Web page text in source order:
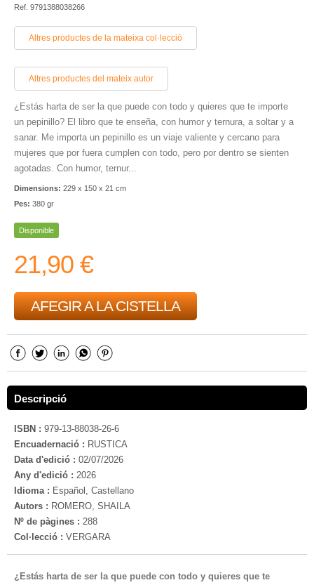
Ref. 9791388038266
Altres productes de la mateixa col·lecció
Altres productes del mateix autor
¿Estás harta de ser la que puede con todo y quieres que te importe
un pepinillo? El libro que te enseña, con humor y ternura, a soltar y a
sanar. Me importa un pepinillo es un viaje valiente y cercano para
mujeres que por fuera cumplen con todo, pero por dentro se sienten
agotadas. Con humor, ternur...
Dimensions: 229 x 150 x 21 cm
Pes: 380 gr
Disponible
21,90 €
AFEGIR A LA CISTELLA
Descripció
ISBN : 979-13-88038-26-6
Encuadernació : RUSTICA
Data d'edició : 02/07/2026
Any d'edició : 2026
Idioma : Español, Castellano
Autors : ROMERO, SHAILA
Nº de pàgines : 288
Col·lecció : VERGARA
¿Estás harta de ser la que puede con todo y quieres que te